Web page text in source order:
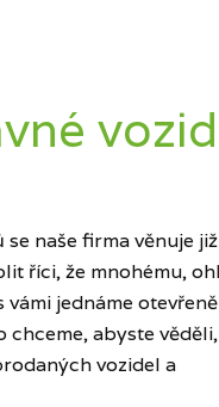
naše firma věnuje již
říci, že mnohému,
jednáme
chceme, abyste
vozidel a